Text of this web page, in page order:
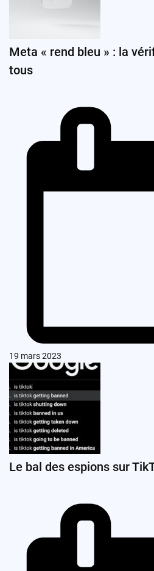
Meta « rend bleu » : la
tous
19 mars 2023
Le bal des espions sur